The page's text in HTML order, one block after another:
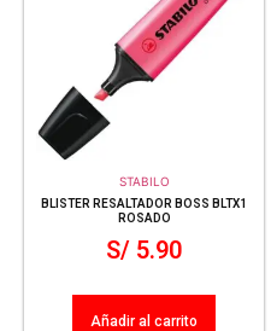
STABILO
BLISTER RESALTADOR BOSS BLTX1
ROSADO
S/ 5.90
Añadir al carrito